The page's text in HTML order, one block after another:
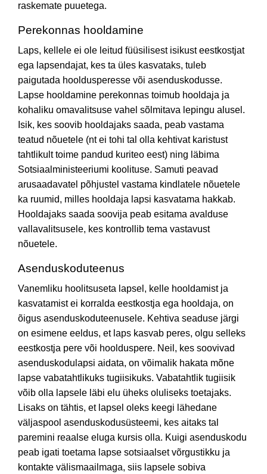
raskemate puuetega.
Perekonnas hooldamine
Laps, kellele ei ole leitud füüsilisest isikust eestkostjat
ega lapsendajat, kes ta üles kasvataks, tuleb
paigutada hooldusperesse või asenduskodusse.
Lapse hooldamine perekonnas toimub hooldaja ja
kohaliku omavalitsuse vahel sõlmitava lepingu alusel.
Isik, kes soovib hooldajaks saada, peab vastama
teatud nõuetele (nt ei tohi tal olla kehtivat karistust
tahtlikult toime pandud kuriteo eest) ning läbima
Sotsiaalministeeriumi koolituse. Samuti peavad
arusaadavatel põhjustel vastama kindlatele nõuetele
ka ruumid, milles hooldaja lapsi kasvatama hakkab.
Hooldajaks saada soovija peab esitama avalduse
vallavalitsusele, kes kontrollib tema vastavust
nõuetele.
Asenduskoduteenus
Vanemliku hoolitsuseta lapsel, kelle hooldamist ja
kasvatamist ei korralda eestkostja ega hooldaja, on
õigus asenduskoduteenusele. Kehtiva seaduse järgi
on esimene eeldus, et laps kasvab peres, olgu selleks
eestkostja pere või hoolduspere. Neil, kes soovivad
asenduskodulapsi aidata, on võimalik hakata mõne
lapse vabatahtlikuks tugiisikuks. Vabatahtlik tugiisik
võib olla lapsele läbi elu üheks oluliseks toetajaks.
Lisaks on tähtis, et lapsel oleks keegi lähedane
väljaspool asenduskodusüsteemi, kes aitaks tal
paremini reaalse eluga kursis olla. Kuigi asenduskodu
peab igati toetama lapse sotsiaalset võrgustikku ja
kontakte välismaailmaga, siis lapsele sobiva